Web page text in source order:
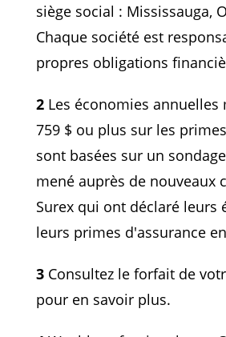
siège social : Mississauga,
Chaque société est
propres obligations
2Les économies annuelles
759 $ ou plus sur les
sont basées sur un
mené auprès de nouveaux
Surex qui ont déclaré leurs
leurs primes d'assurance
3Consultez le forfait de
pour en savoir plus.